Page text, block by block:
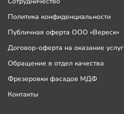
Политика конфиденциальности
Публичная оферта ООО «Вереск»
Договор-оферта на оказание услуг
Обращение в отдел качества
Фрезеровки фасадов МДФ
Контакты